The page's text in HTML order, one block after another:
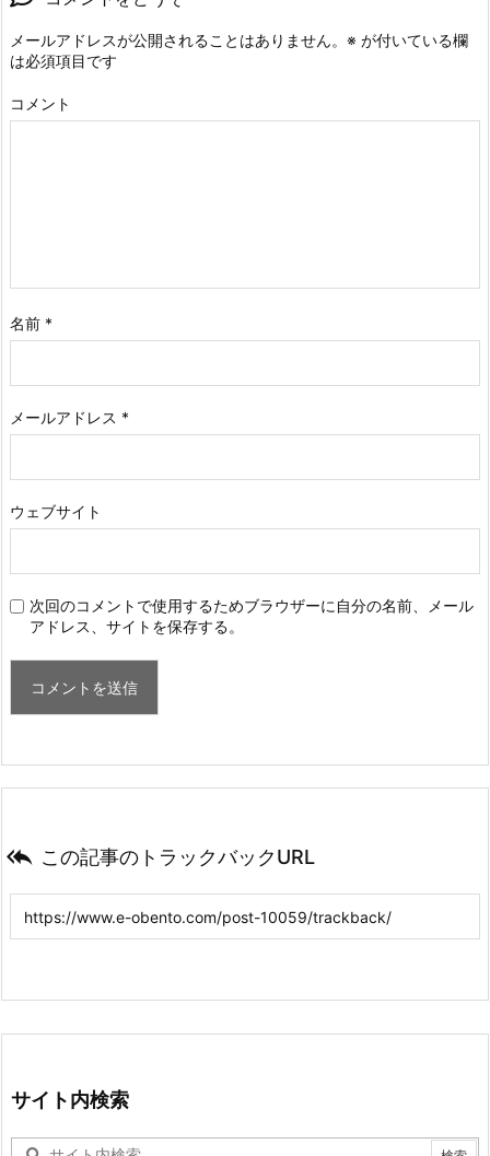
メールアドレスが公開されることはありません。 ※ が付いている欄
は必須項目です
コメント
名前 *
メールアドレス *
ウェブサイト
次回のコメントで使用するためブラウザーに自分の名前、メール
アドレス、サイトを保存する。
 この記事のトラックバックURL
サイト内検索